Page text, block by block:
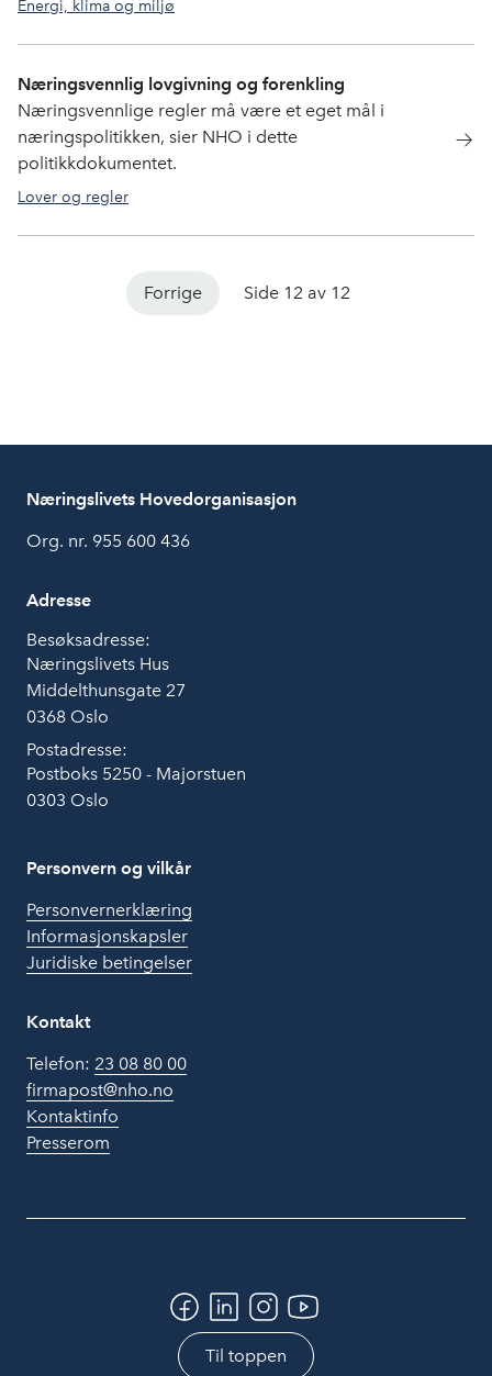
Energi, klima og miljø
Næringsvennlig lovgivning og forenkling
Næringsvennlige regler må være et eget mål i
næringspolitikken, sier NHO i dette
politikkdokumentet.
Lover og regler
Forrige Side 12 av 12
Næringslivets Hovedorganisasjon
Org. nr. 955 600 436
Adresse
Besøksadresse:
Næringslivets Hus
Middelthunsgate 27
0368 Oslo
Postadresse:
Postboks 5250 - Majorstuen
0303 Oslo
Personvern og vilkår
Personvernerklæring
Informasjonskapsler
Juridiske betingelser
Kontakt
Telefon: 23 08 80 00
firmapost@nho.no
Kontaktinfo
Presserom
Til toppen